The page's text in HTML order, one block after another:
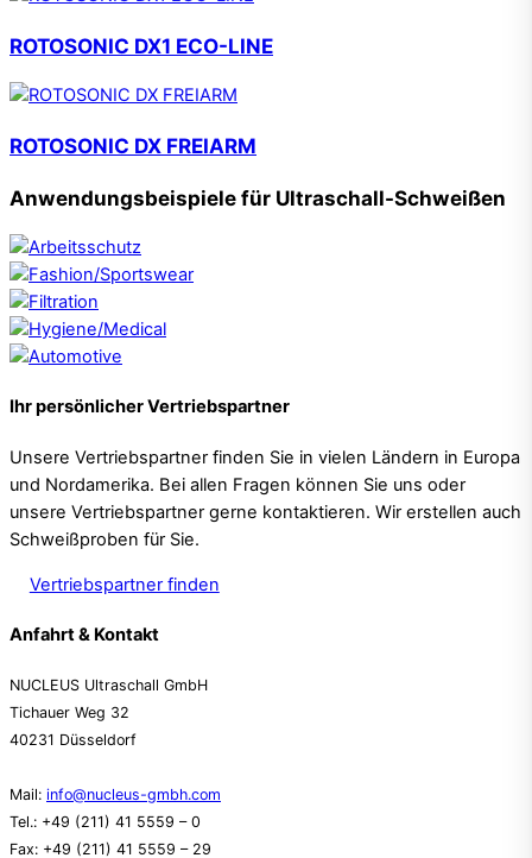
ROTOSONIC DX1 ECO-LINE
ROTOSONIC DX FREIARM
Anwendungsbeispiele für Ultraschall-Schweißen
Ihr persönlicher Vertriebspartner
Unsere Vertriebspartner finden Sie in vielen Ländern in Europa
und Nordamerika. Bei allen Fragen können Sie uns oder
unsere Vertriebspartner gerne kontaktieren. Wir erstellen auch
Schweißproben für Sie.
Vertriebspartner finden
Anfahrt & Kontakt
NUCLEUS Ultraschall GmbH
Tichauer Weg 32
40231 Düsseldorf
Mail: info@nucleus-gmbh.com
Tel.: +49 (211) 41 5559 – 0
Fax: +49 (211) 41 5559 – 29